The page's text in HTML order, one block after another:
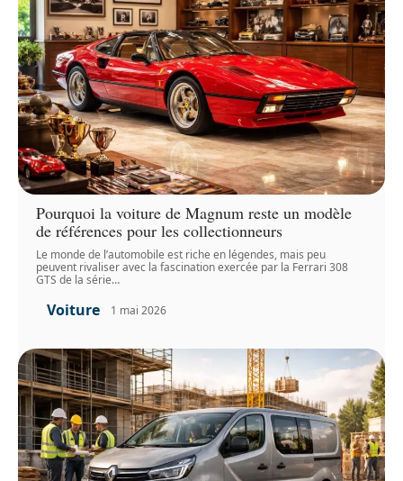
Pourquoi la voiture de Magnum reste un modèle
de références pour les collectionneurs
Le monde de l’automobile est riche en légendes, mais peu
peuvent rivaliser avec la fascination exercée par la Ferrari 308
GTS de la série…
Voiture 1 mai 2026